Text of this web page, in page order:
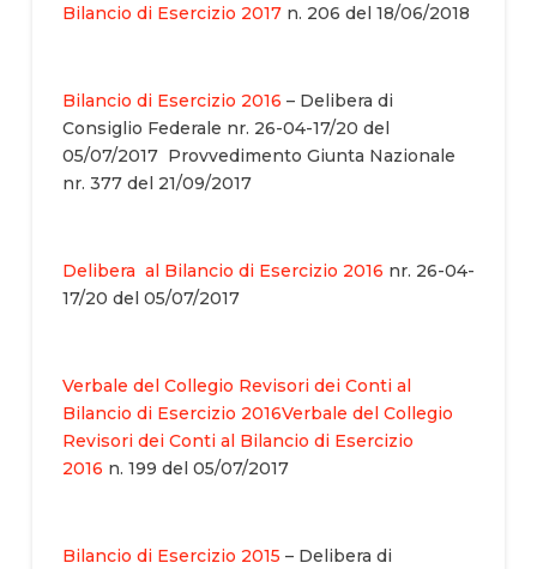
Bilancio di Esercizio 2017n. 206 del 18/06/2018
Bilancio di Esercizio 2016 – Delibera di
Consiglio Federale nr. 26-04-17/20 del
05/07/2017 Provvedimento Giunta Nazionale
nr. 377 del 21/09/2017
Delibera al Bilancio di Esercizio 2016 nr. 26-04-
17/20 del 05/07/2017
Verbale del Collegio Revisori dei Conti al
Bilancio di Esercizio 2016Verbale del Collegio
Revisori dei Conti al Bilancio di Esercizio
2016 n. 199 del 05/07/2017
Bilancio di Esercizio 2015 – Delibera di